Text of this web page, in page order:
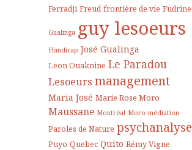
Ferradji Freud frontière de vie Fudrine
Gualinga guy lesoeurs
Handicap José Gualinga
Leon Ouaknine Le Paradou
Lesoeurs management
Maria José Marie Rose Moro
Maussane Montréal Moro médiation
Paroles de Nature psychanalyse
Puyo Quebec Quito Rémy Vigne